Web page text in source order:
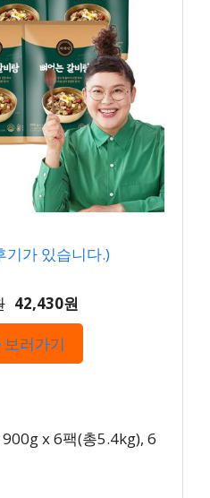
기가 있습니다.)
42,430원
보러가기
x 6팩(총5.4kg), 6